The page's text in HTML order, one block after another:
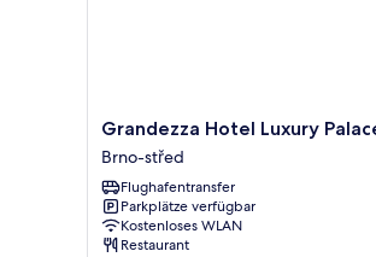
Grandezza
Hotel
Luxury
Palace
Brno-
střed
Grandezza Hotel Luxury
Brno-střed
Flughafentransfer
Parkplätze verfügbar
Kostenloses WLAN
Restaurant